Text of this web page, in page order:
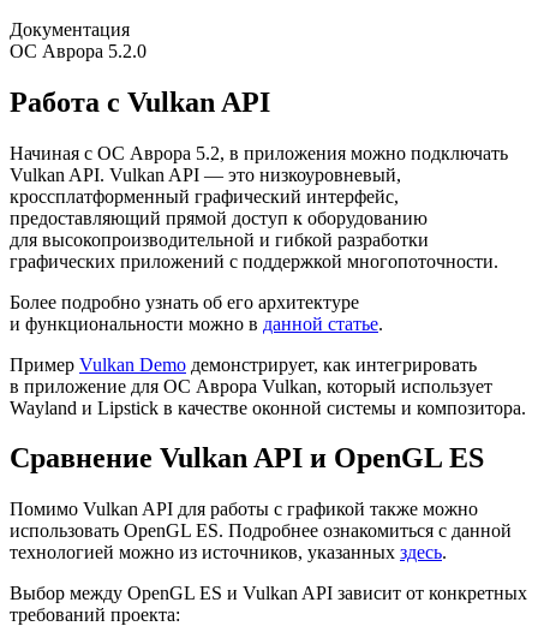
Документация
ОС Аврора 5.2.0
Работа с Vulkan API
Начиная с ОС Аврора 5.2, в приложения можно подключать
Vulkan API. Vulkan API — это низкоуровневый,
кроссплатформенный графический интерфейс,
предоставляющий прямой доступ к оборудованию
для высокопроизводительной и гибкой разработки
графических приложений с поддержкой многопоточности.
Более подробно узнать об его архитектуре
и функциональности можно в данной статье.
Пример Vulkan Demo демонстрирует, как интегрировать
в приложение для ОС Аврора Vulkan, который использует
Wayland и Lipstick в качестве оконной системы и композитора.
Сравнение Vulkan API и OpenGL ES
Помимо Vulkan API для работы с графикой также можно
использовать OpenGL ES. Подробнее ознакомиться с данной
технологией можно из источников, указанных здесь.
Выбор между OpenGL ES и Vulkan API зависит от конкретных
требований проекта: